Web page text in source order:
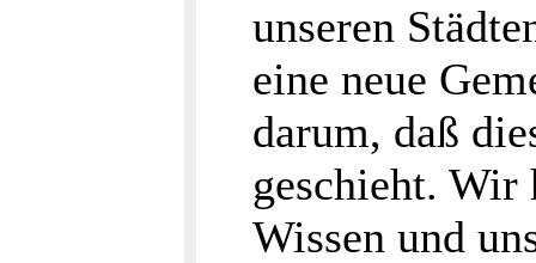
unseren
eine neue
darum, daß
geschieht. Wir
Wissen und